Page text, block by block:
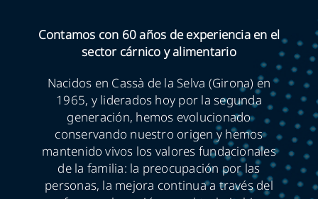
COMUNICACIÓN
CONTACTO
Contamos con 60 años de experiencia en el
sector cárnico y alimentario
Nacidos en Cassà de la Selva (Girona) en
1965, y liderados hoy por la segunda
generación, hemos evolucionado
conservando nuestro origen y hemos
mantenido vivos los valores fundacionales
de la familia: la preocupación por las
personas, la mejora continua a través del